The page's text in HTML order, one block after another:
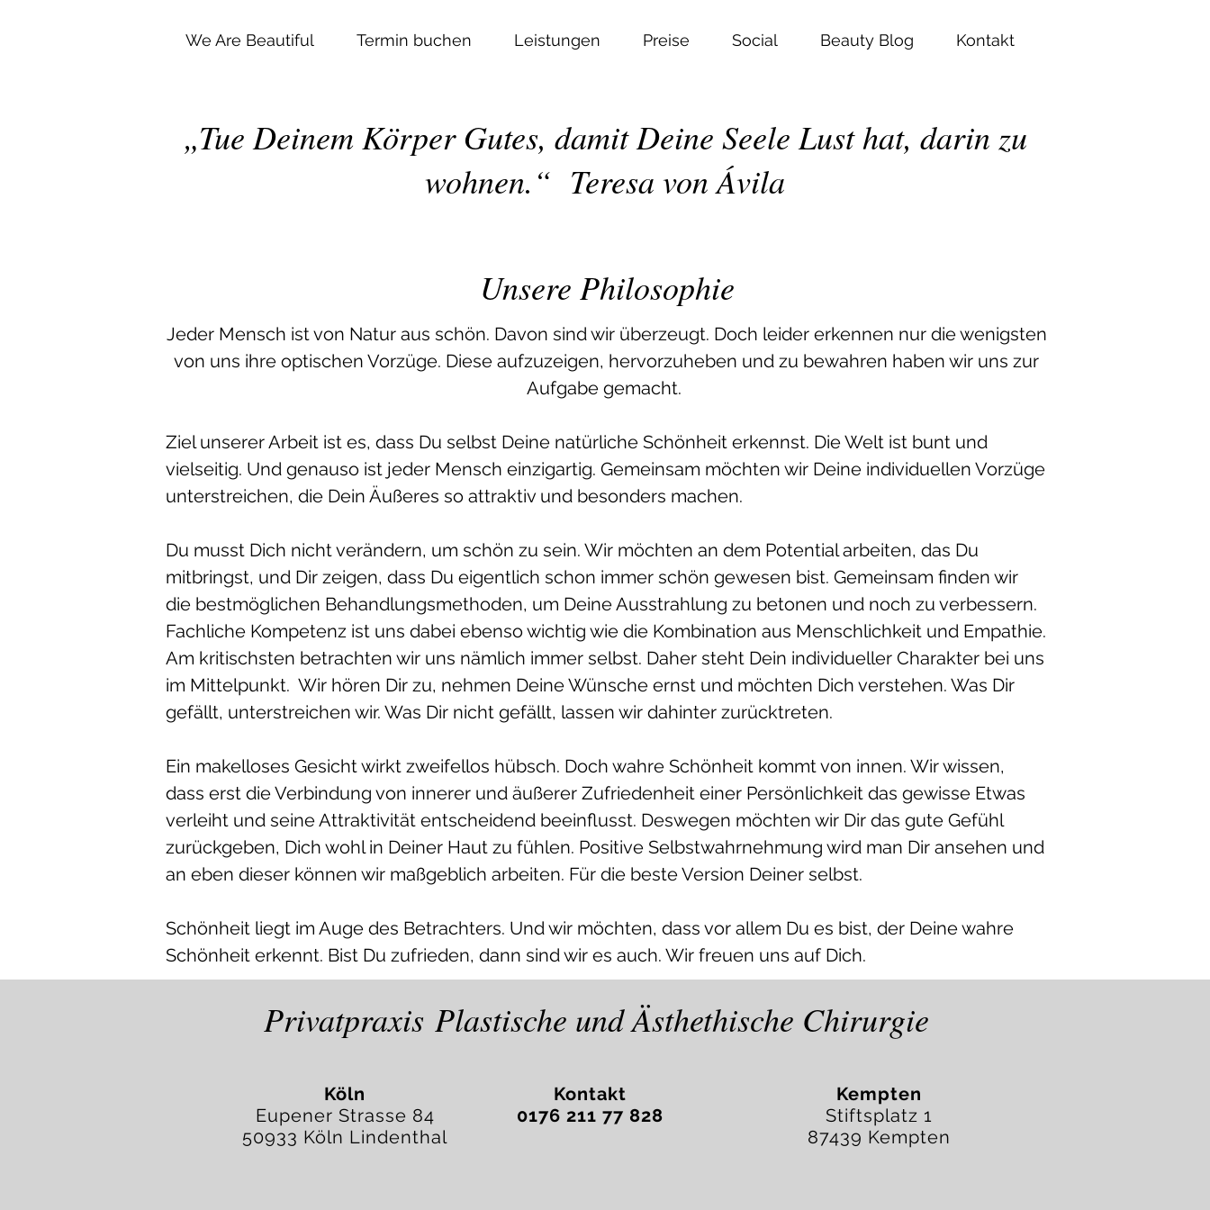
We Are Beautiful Termin buchen Leistungen Preise Social Beauty Blog Kontakt
„Tue Deinem Körper Gutes, damit Deine Seele Lust hat, darin zu
wohnen.“ Teresa von Ávila
Unsere Philosophie
Jeder Mensch ist von Natur aus schön. Davon sind wir überzeugt. Doch leider erkennen nur die wenigsten
von uns ihre optischen Vorzüge. Diese aufzuzeigen, hervorzuheben und zu bewahren haben wir uns zur
Aufgabe gemacht.
Ziel unserer Arbeit ist es, dass Du selbst Deine natürliche Schönheit erkennst. Die Welt ist bunt und
vielseitig. Und genauso ist jeder Mensch einzigartig. Gemeinsam möchten wir Deine individuellen Vorzüge
unterstreichen, die Dein Äußeres so attraktiv und besonders machen.
Du musst Dich nicht verändern, um schön zu sein. Wir möchten an dem Potential arbeiten, das Du
mitbringst, und Dir zeigen, dass Du eigentlich schon immer schön gewesen bist. Gemeinsam finden wir
die bestmöglichen Behandlungsmethoden, um Deine Ausstrahlung zu betonen und noch zu verbessern.
Fachliche Kompetenz ist uns dabei ebenso wichtig wie die Kombination aus Menschlichkeit und Empathie.
Am kritischsten betrachten wir uns nämlich immer selbst. Daher steht Dein individueller Charakter bei uns
im Mittelpunkt. Wir hören Dir zu, nehmen Deine Wünsche ernst und möchten Dich verstehen. Was Dir
gefällt, unterstreichen wir. Was Dir nicht gefällt, lassen wir dahinter zurücktreten.
Ein makelloses Gesicht wirkt zweifellos hübsch. Doch wahre Schönheit kommt von innen. Wir wissen,
dass erst die Verbindung von innerer und äußerer Zufriedenheit einer Persönlichkeit das gewisse Etwas
verleiht und seine Attraktivität entscheidend beeinflusst. Deswegen möchten wir Dir das gute Gefühl
zurückgeben, Dich wohl in Deiner Haut zu fühlen. Positive Selbstwahrnehmung wird man Dir ansehen und
an eben dieser können wir maßgeblich arbeiten. Für die beste Version Deiner selbst.
Schönheit liegt im Auge des Betrachters. Und wir möchten, dass vor allem Du es bist, der Deine wahre
Schönheit erkennt. Bist Du zufrieden, dann sind wir es auch. Wir freuen uns auf Dich.
Privatpraxis Plastische und Ästhethische Chirurgie
Köln
Eupener Strasse 84
50933 Köln Lindenthal
Kontakt
0176 211 77 828
Kempten
Stiftsplatz 1
87439 Kempten